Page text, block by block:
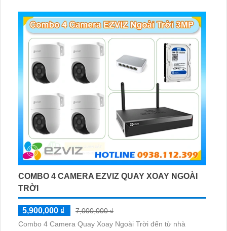
cần giám sát ngoài trời
COMBO 4 CAMERA EZVIZ QUAY XOAY NGOÀI
TRỜI
5,900,000 ₫
7,000,000 ₫
Combo 4 Camera Quay Xoay Ngoài Trời đến từ nhà